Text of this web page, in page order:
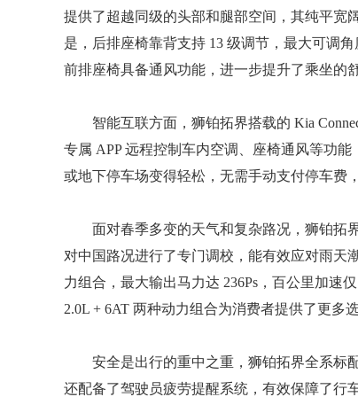
提供了超越同级的头部和腿部空间，其纯平宽
是，后排座椅靠背支持 13 级调节，最大可调
前排座椅具备通风功能，进一步提升了乘坐的
智能互联方面，狮铂拓界搭载的 Kia
专属 APP 远程控制车内空调、座椅通风等功
或地下停车场变得轻松，无需手动支付停车费
面对春季多变的天气和复杂路况，狮铂拓
对中国路况进行了专门调校，能有效应对雨天
力组合，最大输出马力达 236Ps，百公里加速
2.0L + 6AT 两种动力组合为消费者提供了更多
安全是出行的重中之重，狮铂拓界全系标
还配备了驾驶员疲劳提醒系统，有效保障了行